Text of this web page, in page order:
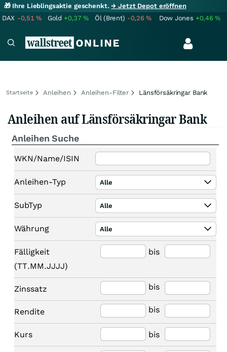
🎁 Ihre Lieblingsaktie geschenkt.→ Jetzt Depot eröffnen
DAX -0,51% Gold +0,37% Öl (Brent) -0,26% Dow Jones +0,46%
Startseite Anleihen Anleihen-Filter Länsförsäkringar Bank
Anleihen auf Länsförsäkringar Bank
Anleihen Suche
WKN/Name/ISIN
Anleihen-Typ Alle
SubTyp Alle
Währung Alle
Fälligkeit
(TT.MM.JJJJ)
bis
Zinssatz bis
Rendite bis
Kurs bis